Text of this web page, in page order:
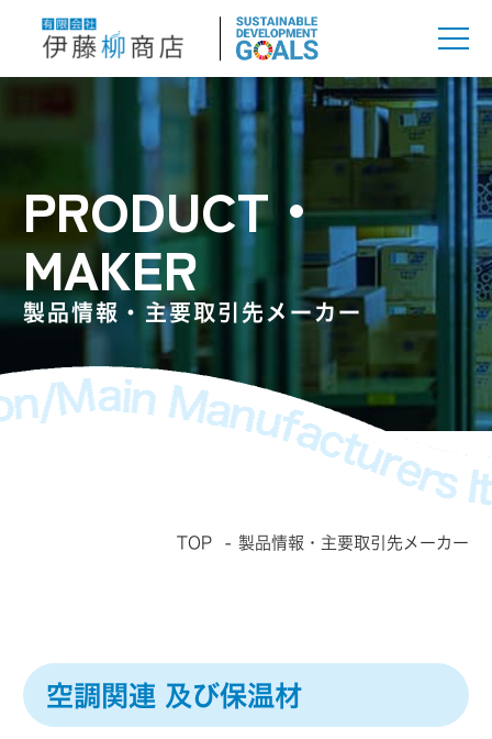
PRODUCT・
MAKER
製品情報・主要取引先メーカー
TOP 製品情報・主要取引先メーカー
空調関連 及び保温材